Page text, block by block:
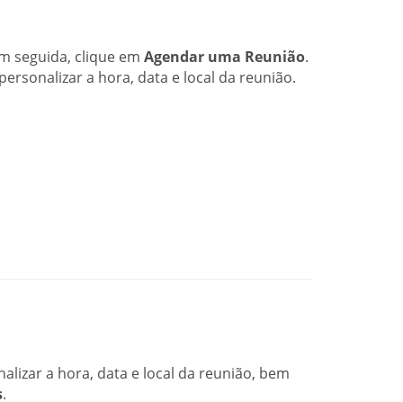
seguida, clique em Agendar uma Reunião.
a hora, data e local da reunião.
a hora, data e local da reunião, bem
.